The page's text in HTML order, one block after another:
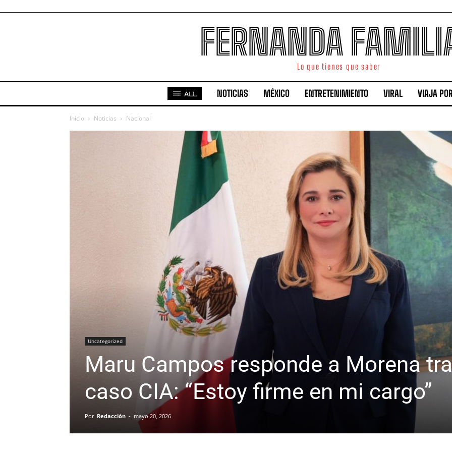
FERNANDA
Lo que tienes que saber
ALL NOTICIAS MÉXICO ENTRETENIMIENTO VIRAL VIAJA
Inicio Noticias Nacional
Uncategorized
Maru Campos responde a Morena
caso CIA: “Estoy firme en mi cargo”
Por Redacción - mayo 20, 2026